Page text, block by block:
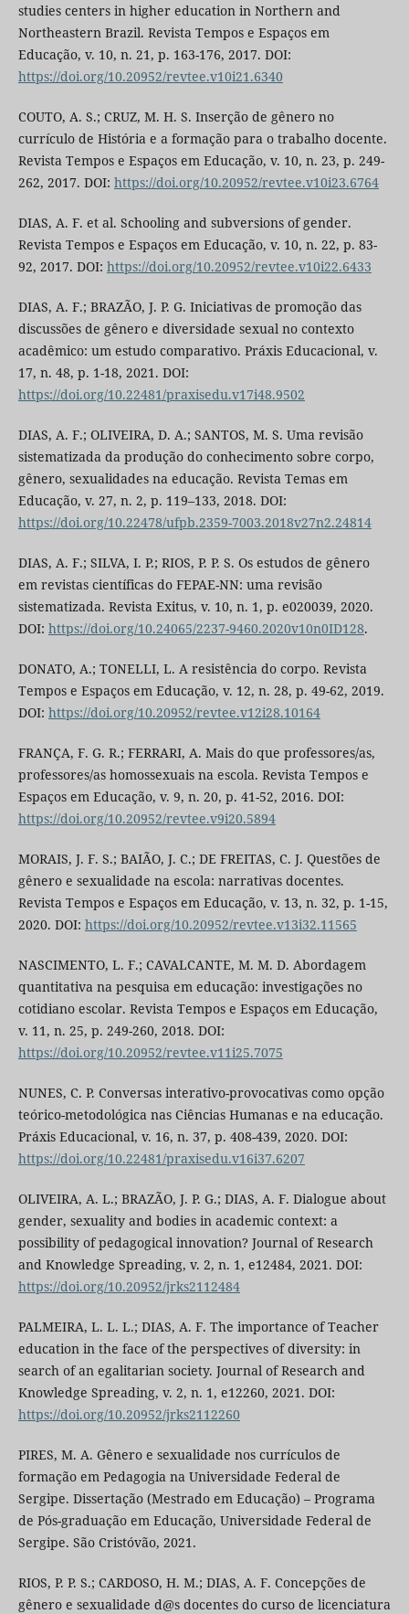
studies centers in higher education in Northern and
Northeastern Brazil. Revista Tempos e Espaços em
Educação, v. 10, n. 21, p. 163-176, 2017. DOI:
https://doi.org/10.20952/revtee.v10i21.6340
COUTO, A. S.; CRUZ, M. H. S. Inserção de gênero no
currículo de História e a formação para o trabalho docente.
Revista Tempos e Espaços em Educação, v. 10, n. 23, p. 249-
262, 2017. DOI: https://doi.org/10.20952/revtee.v10i23.6764
DIAS, A. F. et al. Schooling and subversions of gender.
Revista Tempos e Espaços em Educação, v. 10, n. 22, p. 83-
92, 2017. DOI: https://doi.org/10.20952/revtee.v10i22.6433
DIAS, A. F.; BRAZÃO, J. P. G. Iniciativas de promoção das
discussões de gênero e diversidade sexual no contexto
acadêmico: um estudo comparativo. Práxis Educacional, v.
17, n. 48, p. 1-18, 2021. DOI:
https://doi.org/10.22481/praxisedu.v17i48.9502
DIAS, A. F.; OLIVEIRA, D. A.; SANTOS, M. S. Uma revisão
sistematizada da produção do conhecimento sobre corpo,
gênero, sexualidades na educação. Revista Temas em
Educação, v. 27, n. 2, p. 119–133, 2018. DOI:
https://doi.org/10.22478/ufpb.2359-7003.2018v27n2.24814
DIAS, A. F.; SILVA, I. P.; RIOS, P. P. S. Os estudos de gênero
em revistas científicas do FEPAE-NN: uma revisão
sistematizada. Revista Exitus, v. 10, n. 1, p. e020039, 2020.
DOI: https://doi.org/10.24065/2237-9460.2020v10n0ID128.
DONATO, A.; TONELLI, L. A resistência do corpo. Revista
Tempos e Espaços em Educação, v. 12, n. 28, p. 49-62, 2019.
DOI: https://doi.org/10.20952/revtee.v12i28.10164
FRANÇA, F. G. R.; FERRARI, A. Mais do que professores/as,
professores/as homossexuais na escola. Revista Tempos e
Espaços em Educação, v. 9, n. 20, p. 41-52, 2016. DOI:
https://doi.org/10.20952/revtee.v9i20.5894
MORAIS, J. F. S.; BAIÃO, J. C.; DE FREITAS, C. J. Questões de
gênero e sexualidade na escola: narrativas docentes.
Revista Tempos e Espaços em Educação, v. 13, n. 32, p. 1-15,
2020. DOI: https://doi.org/10.20952/revtee.v13i32.11565
NASCIMENTO, L. F.; CAVALCANTE, M. M. D. Abordagem
quantitativa na pesquisa em educação: investigações no
cotidiano escolar. Revista Tempos e Espaços em Educação,
v. 11, n. 25, p. 249-260, 2018. DOI:
https://doi.org/10.20952/revtee.v11i25.7075
NUNES, C. P. Conversas interativo-provocativas como opção
teórico-metodológica nas Ciências Humanas e na educação.
Práxis Educacional, v. 16, n. 37, p. 408-439, 2020. DOI:
https://doi.org/10.22481/praxisedu.v16i37.6207
OLIVEIRA, A. L.; BRAZÃO, J. P. G.; DIAS, A. F. Dialogue about
gender, sexuality and bodies in academic context: a
possibility of pedagogical innovation? Journal of Research
and Knowledge Spreading, v. 2, n. 1, e12484, 2021. DOI:
https://doi.org/10.20952/jrks2112484
PALMEIRA, L. L. L.; DIAS, A. F. The importance of Teacher
education in the face of the perspectives of diversity: in
search of an egalitarian society. Journal of Research and
Knowledge Spreading, v. 2, n. 1, e12260, 2021. DOI:
https://doi.org/10.20952/jrks2112260
PIRES, M. A. Gênero e sexualidade nos currículos de
formação em Pedagogia na Universidade Federal de
Sergipe. Dissertação (Mestrado em Educação) – Programa
de Pós-graduação em Educação, Universidade Federal de
Sergipe. São Cristóvão, 2021.
RIOS, P. P. S.; CARDOSO, H. M.; DIAS, A. F. Concepções de
gênero e sexualidade d@s docentes do curso de licenciatura